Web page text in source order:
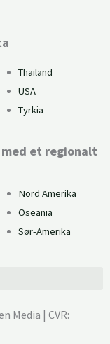
Thailand
USA
Tyrkia
et regionalt
Nord Amerika
Oseania
Sør-Amerika
Media | CVR: